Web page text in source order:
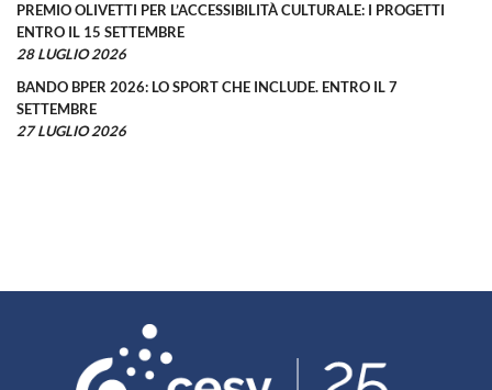
PREMIO OLIVETTI PER L’ACCESSIBILITÀ CULTURALE: I PROGETTI
ENTRO IL 15 SETTEMBRE
28 LUGLIO 2026
BANDO BPER 2026: LO SPORT CHE INCLUDE. ENTRO IL 7
SETTEMBRE
27 LUGLIO 2026